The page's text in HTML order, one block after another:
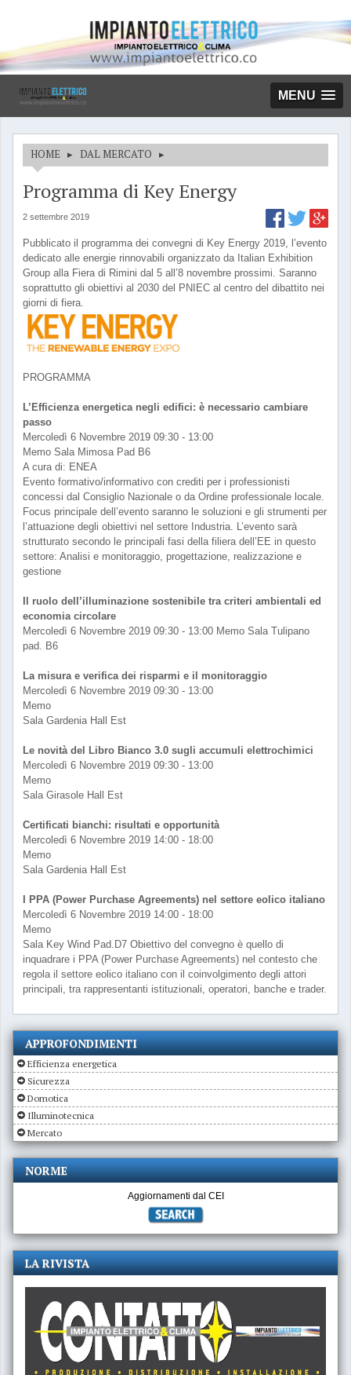
MENU
HOME ▸ DAL MERCATO ▸
Programma di Key Energy
2 settembre 2019
Pubblicato il programma dei convegni di Key Energy 2019, l’evento
dedicato alle energie rinnovabili organizzato da Italian Exhibition
Group alla Fiera di Rimini dal 5 all’8 novembre prossimi. Saranno
soprattutto gli obiettivi al 2030 del PNIEC al centro del dibattito nei
giorni di fiera.
PROGRAMMA
L’Efficienza energetica negli edifici: è necessario cambiare
passo
Mercoledì 6 Novembre 2019 09:30 - 13:00
Memo Sala Mimosa Pad B6
A cura di: ENEA
Evento formativo/informativo con crediti per i professionisti
concessi dal Consiglio Nazionale o da Ordine professionale locale.
Focus principale dell’evento saranno le soluzioni e gli strumenti per
l’attuazione degli obiettivi nel settore Industria. L’evento sarà
strutturato secondo le principali fasi della filiera dell’EE in questo
settore: Analisi e monitoraggio, progettazione, realizzazione e
gestione
Il ruolo dell’illuminazione sostenibile tra criteri ambientali ed
economia circolare
Mercoledì 6 Novembre 2019 09:30 - 13:00 Memo Sala Tulipano
pad. B6
La misura e verifica dei risparmi e il monitoraggio
Mercoledì 6 Novembre 2019 09:30 - 13:00
Memo
Sala Gardenia Hall Est
Le novità del Libro Bianco 3.0 sugli accumuli elettrochimici
Mercoledì 6 Novembre 2019 09:30 - 13:00
Memo
Sala Girasole Hall Est
Certificati bianchi: risultati e opportunità
Mercoledì 6 Novembre 2019 14:00 - 18:00
Memo
Sala Gardenia Hall Est
I PPA (Power Purchase Agreements) nel settore eolico italiano
Mercoledì 6 Novembre 2019 14:00 - 18:00
Memo
Sala Key Wind Pad.D7 Obiettivo del convegno è quello di
inquadrare i PPA (Power Purchase Agreements) nel contesto che
regola il settore eolico italiano con il coinvolgimento degli attori
principali, tra rappresentanti istituzionali, operatori, banche e trader.
APPROFONDIMENTI
Efficienza energetica
Sicurezza
Domotica
Illuminotecnica
Mercato
NORME
Aggiornamenti dal CEI
LA RIVISTA